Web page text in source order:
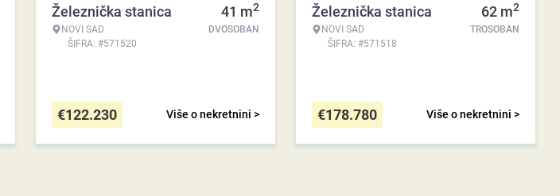
Železnička stanica
NOVI SAD
ŠIFRA: #571520
41 m2
DVOSOBAN
Više o nekretnini >
€122.230
Železnička stanica
NOVI SAD
ŠIFRA: #571518
62 m2
TROSOBAN
Više o nekretnini >
€178.780